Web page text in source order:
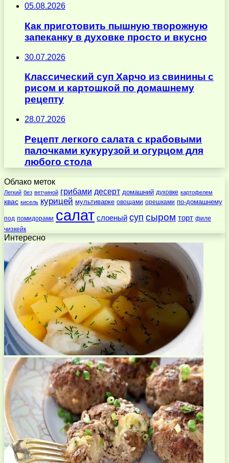
05.08.2026
Как приготовить пышную творожную
запеканку в духовке просто и вкусно
30.07.2026
Классический суп Харчо из свинины с
рисом и картошкой по домашнему
рецепту
28.07.2026
Рецепт легкого салата с крабовыми
палочками кукурузой и огурцом для
любого стола
Облако меток
Легкий без ветчиной грибами десерт домашний духовке картофелем
квас кисель курицей мультиварке овощами орешками по-домашнему
под помидорами салат слоеный суп сыром торт филе
чизкейк
Интересно